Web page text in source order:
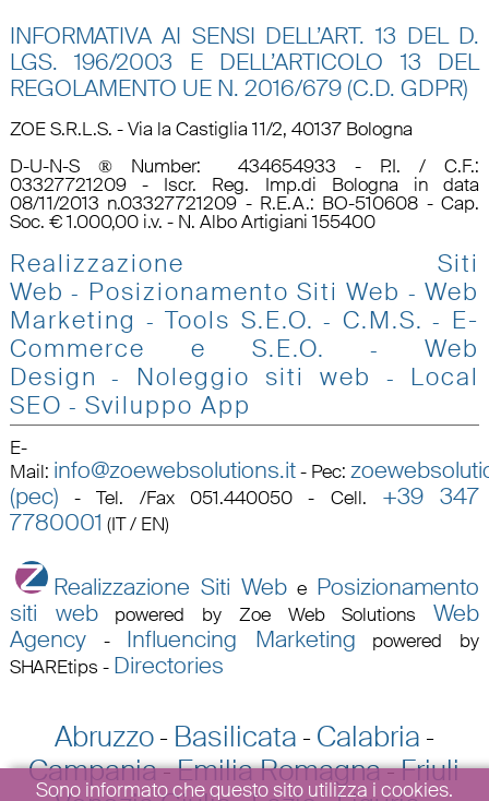
INFORMATIVA AI SENSI DELL’ART. 13 DEL D.
LGS. 196/2003 E DELL’ARTICOLO 13 DEL
REGOLAMENTO UE N. 2016/679 (C.D. GDPR)
ZOE S.R.L.S. - Via la Castiglia 11/2, 40137 Bologna
D-U-N-S ® Number: 434654933 - P.I. / C.F.:
03327721209 - Iscr. Reg. Imp.di Bologna in data
08/11/2013 n.03327721209 - R.E.A.: BO-510608 - Cap.
Soc. € 1.000,00 i.v. - N. Albo Artigiani 155400
Realizzazione Siti
Web - Posizionamento Siti Web -Web
Marketing - Tools S.E.O. - C.M.S. - E-
Commerce e S.E.O.
-Web
Design
- Noleggio siti web - Local
SEO - Sviluppo App
E-
Mail: info@zoewebsolutions.it- Pec:
(pec) -Tel. /Fax 051.440050 - Cell. +39 347
7780001 (IT / EN)
Realizzazione Siti Web e Posizionamento
siti webpowered by Zoe Web SolutionsWeb
Agency- Influencing Marketing powered by
SHAREtips - Directories
Abruzzo- Basilicata - Calabria -
Campania-Emilia Romagna-Friuli
Sono informato che questo sito utilizza i cookies.